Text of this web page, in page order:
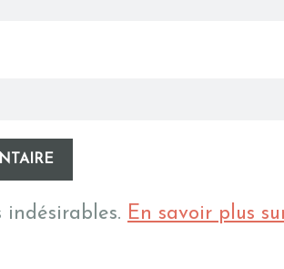
En savoir plus